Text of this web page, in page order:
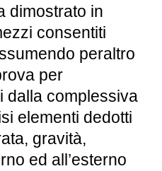
dimostrato in
consentiti
peraltro
per
dalla complessiva
elementi dedotti
gravità,
ed all’esterno